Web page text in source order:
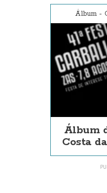
Álbum -
Álbum
Costa